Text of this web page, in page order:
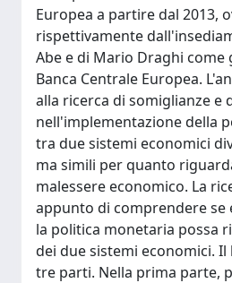
Europea a partire dal 2013,
rispettivamente
Abe e di Mario Draghi come
Banca Centrale Europea.
alla ricerca di somiglianze e
nell'implementazione della
tra due sistemi economici
ma simili per quanto
malessere economico. La
appunto di comprendere se
la politica monetaria possa
dei due sistemi economici. Il
tre parti. Nella prima parte,